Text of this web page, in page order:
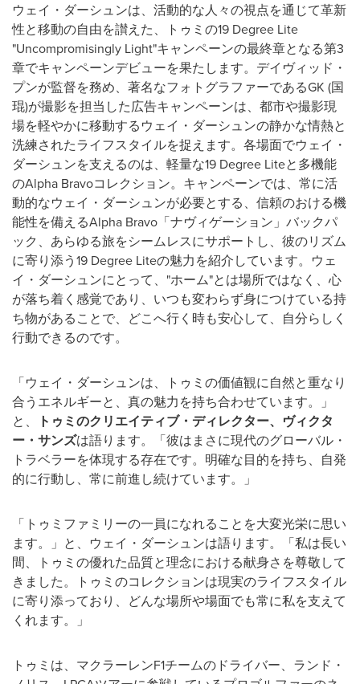
ウェイ・ダーシュンは、活動的な人々の視点を通じて革新
性と移動の自由を讃えた、トゥミの19 Degree Lite
"Uncompromisingly Light"キャンペーンの最終章となる第3
章でキャンペーンデビューを果たします。デイヴィッド・
プンが監督を務め、著名なフォトグラファーであるGK (国
琨)が撮影を担当した広告キャンペーンは、都市や撮影現
場を軽やかに移動するウェイ・ダーシュンの静かな情熱と
洗練されたライフスタイルを捉えます。各場面でウェイ・
ダーシュンを支えるのは、軽量な19 Degree Liteと多機能
のAlpha Bravoコレクション。キャンペーンでは、常に活
動的なウェイ・ダーシュンが必要とする、信頼のおける機
能性を備えるAlpha Bravo「ナヴィゲーション」バックパ
ック、あらゆる旅をシームレスにサポートし、彼のリズム
に寄り添う19 Degree Liteの魅力を紹介しています。ウェ
イ・ダーシュンにとって、"ホーム"とは場所ではなく、心
が落ち着く感覚であり、いつも変わらず身につけている持
ち物があることで、どこへ行く時も安心して、自分らしく
行動できるのです。
「ウェイ・ダーシュンは、トゥミの価値観に自然と重なり
合うエネルギーと、真の魅力を持ち合わせています。」
と、
トゥミのクリエイティブ・ディレクター、ヴィクタ
ー・サンズは語ります。「彼はまさに現代のグローバル・
トラベラーを体現する存在です。明確な目的を持ち、自発
的に行動し、常に前進し続けています。」
「トゥミファミリーの一員になれることを大変光栄に思い
ます。」と、ウェイ・ダーシュンは語ります。「私は長い
間、トゥミの優れた品質と理念における献身さを尊敬して
きました。トゥミのコレクションは現実のライフスタイル
に寄り添っており、どんな場所や場面でも常に私を支えて
くれます。」
トゥミは、マクラーレンF1チームのドライバー、ランド・